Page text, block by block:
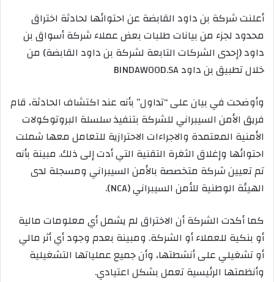
أعلنت شركة بن داود القابضة عن احتوائها لحادثة اختراق
محدود لجزء من بيانات طلبات بعض عملاء شركة أسواق بن
داود (إحدى الشركات التابعة لشركة بن داود القابضة) من
خلال تطبيق بن داود BINDAWOOD.SA
وأوضحت في بيان على “تداول” بأنه عند اكتشاف الحادثة، قام
فريق الأمن السيبراني للشركة بتنفيذ سلسلة البروتوكولات
الأمنية المعتمدة والاجراءات الاحترازية للتعامل معها شملت
احتوائها وإغلاق الثغرة التقنية التي أدت إلى ذلك. مبينة بأنه
تم تعيين شركة متخصصة بالأمن السيبراني ومسجلة لدى
الهيئة الوطنية للأمن السيبراني (NCA).
كما أكدت الشركة أن الاختراق لم يشمل أي معلومات مالية
أو بنكية للعملاء أو الشركة. ومبينة بعدم وجود أي أثر مالي
أو تشغيلي على أنشطتها، وأن جميع عملياتها التشغيلية
وأنظمتها الرئيسية تعمل بشكل اعتيادي.